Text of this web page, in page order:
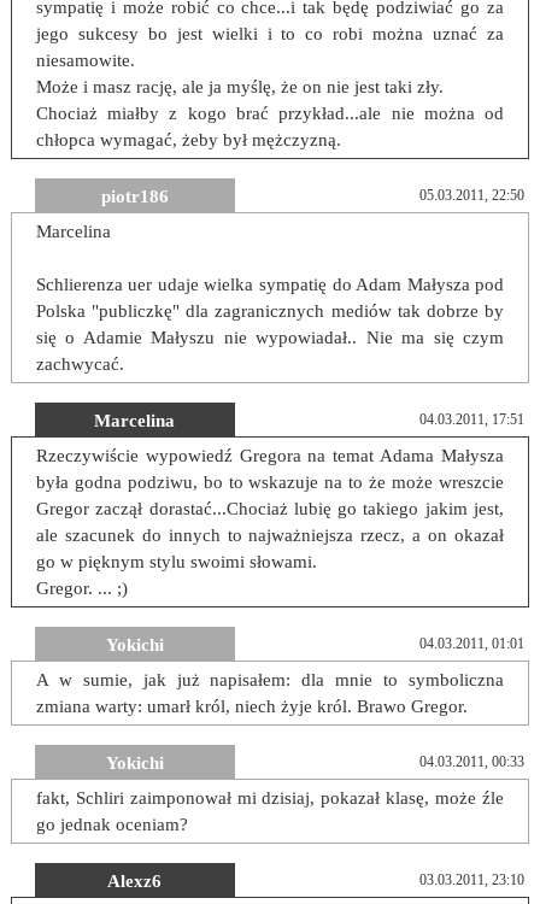
sympatię i może robić co chce...i tak będę podziwiać go za
jego sukcesy bo jest wielki i to co robi można uznać za
niesamowite.
Może i masz rację, ale ja myślę, że on nie jest taki zły.
Chociaż miałby z kogo brać przykład...ale nie można od
chłopca wymagać, żeby był mężczyzną.
piotr186 05.03.2011, 22:50
Marcelina
Schlierenza uer udaje wielka sympatię do Adam Małysza pod
Polska "publiczkę" dla zagranicznych mediów tak dobrze by
się o Adamie Małyszu nie wypowiadał.. Nie ma się czym
zachwycać.
Marcelina 04.03.2011, 17:51
Rzeczywiście wypowiedź Gregora na temat Adama Małysza
była godna podziwu, bo to wskazuje na to że może wreszcie
Gregor zaczął dorastać...Chociaż lubię go takiego jakim jest,
ale szacunek do innych to najważniejsza rzecz, a on okazał
go w pięknym stylu swoimi słowami.
Gregor. ... ;)
Yokichi 04.03.2011, 01:01
A w sumie, jak już napisałem: dla mnie to symboliczna
zmiana warty: umarł król, niech żyje król. Brawo Gregor.
Yokichi 04.03.2011, 00:33
fakt, Schliri zaimponował mi dzisiaj, pokazał klasę, może źle
go jednak oceniam?
Alexz6 03.03.2011, 23:10